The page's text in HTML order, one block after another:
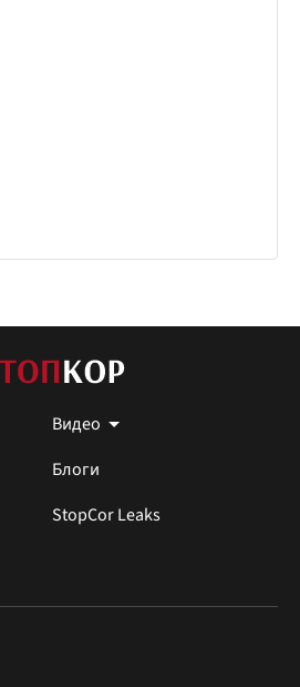
Видео
Блоги
StopCor Leaks